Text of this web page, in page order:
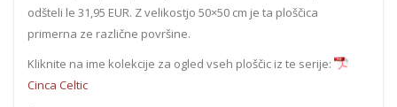
odšteli le 31,95 EUR. Z velikostjo 50×50 cm je ta ploščica
primerna ze različne površine.
Kliknite na ime kolekcije za ogled vseh ploščic iz te serije:
Cinca Celtic